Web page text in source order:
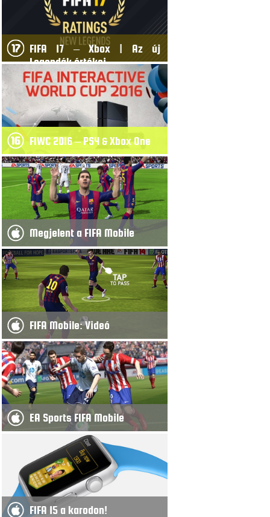
FIFA 17 – Xbox | Az új
Legendák értékei
FIWC 2016 – PS4 & Xbox One
Megjelent a FIFA Mobile
FIFA Mobile: Videó
EA Sports FIFA Mobile
FIFA 15 a karodon!